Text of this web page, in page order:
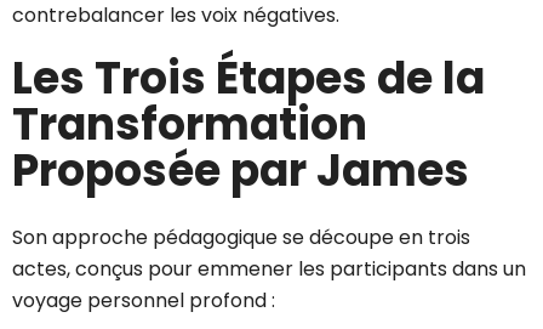
contrebalancer les voix négatives.
Les Trois Étapes de la
Transformation
Proposée par James
Son approche pédagogique se découpe en trois
actes, conçus pour emmener les participants dans un
voyage personnel profond :